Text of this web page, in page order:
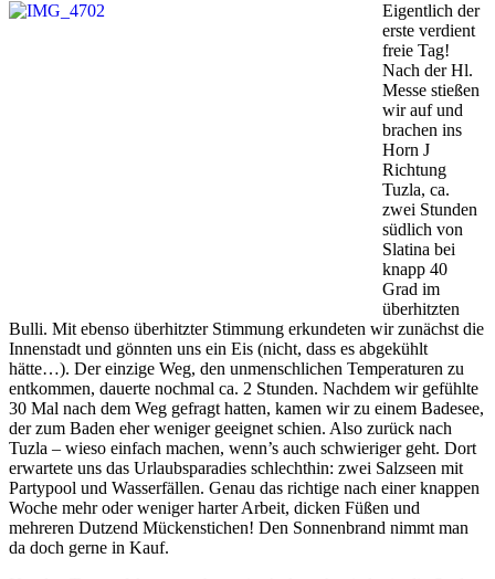
Eigentlich der
erste verdient
freie Tag!
Nach der Hl.
Messe stießen
wir auf und
brachen ins
Horn J
Richtung
Tuzla, ca.
zwei Stunden
südlich von
Slatina bei
knapp 40
Grad im
überhitzten
Bulli. Mit ebenso überhitzter Stimmung erkundeten wir zunächst die
Innenstadt und gönnten uns ein Eis (nicht, dass es abgekühlt
hätte…). Der einzige Weg, den unmenschlichen Temperaturen zu
entkommen, dauerte nochmal ca. 2 Stunden. Nachdem wir gefühlte
30 Mal nach dem Weg gefragt hatten, kamen wir zu einem Badesee,
der zum Baden eher weniger geeignet schien. Also zurück nach
Tuzla – wieso einfach machen, wenn’s auch schwieriger geht. Dort
erwartete uns das Urlaubsparadies schlechthin: zwei Salzseen mit
Partypool und Wasserfällen. Genau das richtige nach einer knappen
Woche mehr oder weniger harter Arbeit, dicken Füßen und
mehreren Dutzend Mückenstichen! Den Sonnenbrand nimmt man
da doch gerne in Kauf.